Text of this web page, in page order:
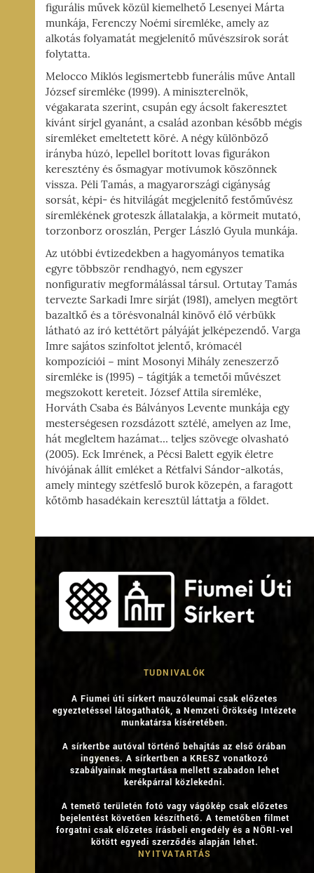
figurális művek közül kiemelhető Lesenyei Márta
munkája, Ferenczy Noémi síremléke, amely az
alkotás folyamatát megjelenítő művészsírok sorát
folytatta.
Melocco Miklós legismertebb funerális műve Antall
József síremléke (1999). A miniszterelnök,
végakarata szerint, csupán egy ácsolt fakeresztet
kívánt sírjel gyanánt, a család azonban később mégis
síremléket emeltetett köré. A négy különböző
irányba húzó, lepellel borított lovas figurákon
keresztény és ősmagyar motívumok köszönnek
vissza. Péli Tamás, a magyarországi cigányság
sorsát, képi- és hitvilágát megjelenítő festőművész
síremlékének groteszk állatalakja, a körmeit mutató,
torzonborz oroszlán, Perger László Gyula munkája.
Az utóbbi évtizedekben a hagyományos tematika
egyre többször rendhagyó, nem egyszer
nonfiguratív megformálással társul. Ortutay Tamás
tervezte Sarkadi Imre sírját (1981), amelyen megtört
bazaltkő és a törésvonalnál kinövő élő vérbükk
látható az író kettétört pályáját jelképezendő. Varga
Imre sajátos színfoltot jelentő, krómacél
kompozíciói − mint Mosonyi Mihály zeneszerző
síremléke is (1995) − tágítják a temetői művészet
megszokott kereteit. József Attila síremléke,
Horváth Csaba és Bálványos Levente munkája egy
mesterségesen rozsdázott sztélé, amelyen az Ime,
hát megleltem hazámat… teljes szövege olvasható
(2005). Eck Imrének, a Pécsi Balett egyik életre
hívójának állít emléket a Rétfalvi Sándor-alkotás,
amely mintegy szétfeslő burok közepén, a faragott
kőtömb hasadékain keresztül láttatja a földet.
TUDNIVALÓK
A Fiumei úti sírkert mauzóleumai csak előzetes
egyeztetéssel látogathatók, a Nemzeti Örökség Intézete
munkatársa kíséretében.
A sírkertbe autóval történő behajtás az első órában
ingyenes. A sírkertben a KRESZ vonatkozó
szabályainak megtartása mellett szabadon lehet
kerékpárral közlekedni.
A temető területén fotó vagy vágókép csak előzetes
bejelentést követően készíthető. A temetőben filmet
forgatni csak előzetes írásbeli engedély és a NÖRI-vel
kötött egyedi szerződés alapján lehet.
NYITVATARTÁS